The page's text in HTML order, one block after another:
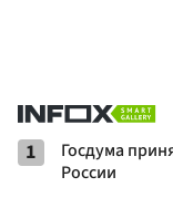
1
Госдума
России